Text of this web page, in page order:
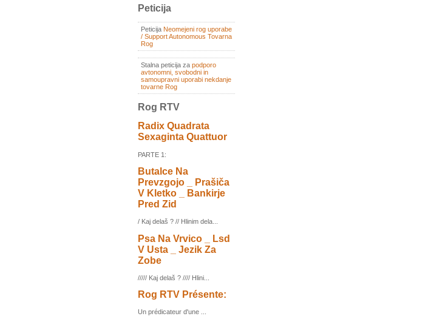
Peticija
Peticija Neomejeni rog uporabe
/ Support Autonomous Tovarna
Rog
Stalna peticija za podporo
avtonomni, svobodni in
samoupravni uporabi nekdanje
tovarne Rog
Rog RTV
Radix Quadrata
Sexaginta Quattuor
PARTE 1:
Butalce Na
Prevzgojo _ Prašiča
V Kletko _ Bankirje
Pred Zid
/ Kaj delaš ? // Hlinim dela...
Psa Na Vrvico _ Lsd
V Usta _ Jezik Za
Zobe
///// Kaj delaš ? //// Hlini...
Rog RTV Présente:
Un prédicateur d'une ...